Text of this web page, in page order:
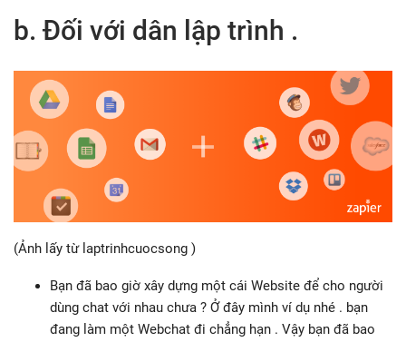
b. Đối với dân lập trình .
(Ảnh lấy từ laptrinhcuocsong )
Bạn đã bao giờ xây dựng một cái Website để cho người
dùng chat với nhau chưa ? Ở đây mình ví dụ nhé . bạn
đang làm một Webchat đi chẳng hạn . Vậy bạn đã bao